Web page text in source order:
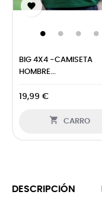

BIG 4X4 -CAMISETA
HOMBRE...
19,99 €
 CARRO
DESCRIPCIÓN